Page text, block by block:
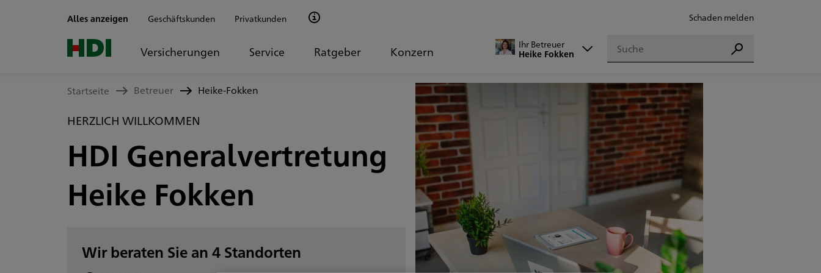
Alles anzeigen Geschäftskunden Privatkunden Schaden melden
Versicherungen Service Ratgeber Konzern
Ihr Betreuer
Heike Fokken
Suchen
Suchen
Startseite Betreuer Heike-Fokken
HERZLICH WILLKOMMEN
HDI Generalvertretung
Heike Fokken
Wir beraten Sie an 4 Standorten